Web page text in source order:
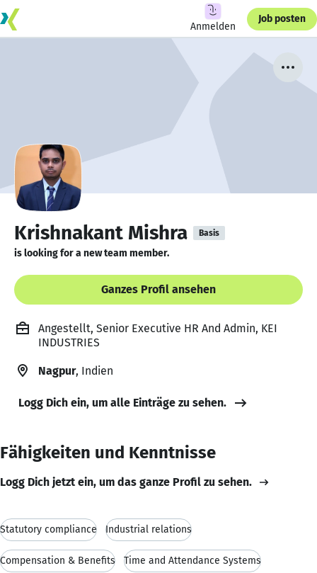
Anmelden
Job posten
Krishnakant Mishra Basis
is looking for a new team member.
Ganzes Profil ansehen
Angestellt, Senior Executive HR And Admin, KEI
INDUSTRIES
Nagpur, Indien
Logg Dich ein, um alle Einträge zu sehen.
Fähigkeiten und Kenntnisse
Logg Dich jetzt ein, um das ganze Profil zu sehen.
Statutory compliance Industrial relations
Compensation & Benefits Time and Attendance Systems